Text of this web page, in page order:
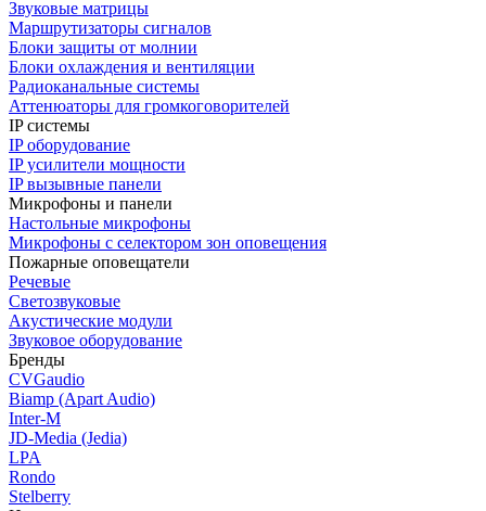
Звуковые матрицы
Маршрутизаторы сигналов
Блоки защиты от молнии
Блоки охлаждения и вентиляции
Радиоканальные системы
Аттенюаторы для громкоговорителей
IP системы
IP оборудование
IP усилители мощности
IP вызывные панели
Микрофоны и панели
Настольные микрофоны
Микрофоны с селектором зон оповещения
Пожарные оповещатели
Речевые
Светозвуковые
Акустические модули
Звуковое оборудование
Бренды
CVGaudio
Biamp (Apart Audio)
Inter-M
JD-Media (Jedia)
LPA
Rondo
Stelberry